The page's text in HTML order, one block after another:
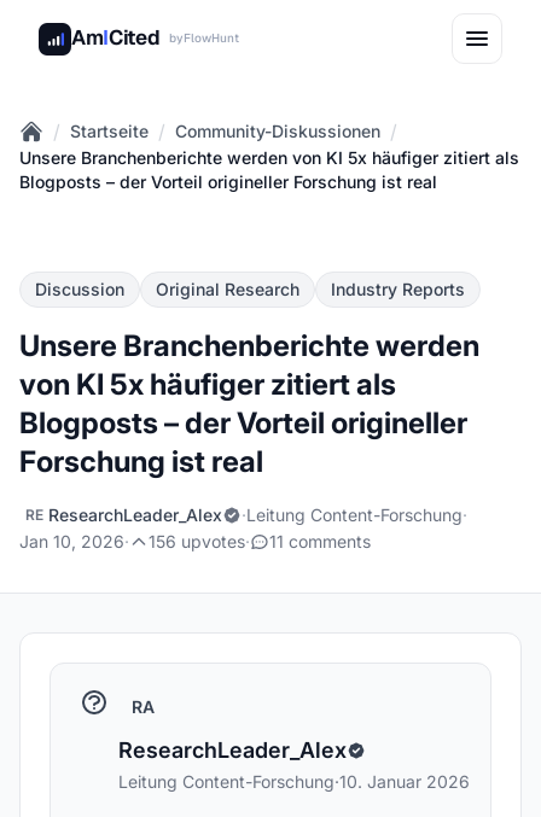
AmICited byFlowHunt
Home
/ Startseite / Community-Diskussionen /
Unsere Branchenberichte werden von KI 5x häufiger zitiert als
Blogposts – der Vorteil origineller Forschung ist real
Discussion Original Research Industry Reports
Unsere Branchenberichte werden
von KI 5x häufiger zitiert als
Blogposts – der Vorteil origineller
Forschung ist real
RE ResearchLeader_Alex ·Leitung Content-Forschung·
Jan 10, 2026· 156 upvotes· 11 comments
RA
ResearchLeader_Alex
Leitung Content-Forschung·10. Januar 2026